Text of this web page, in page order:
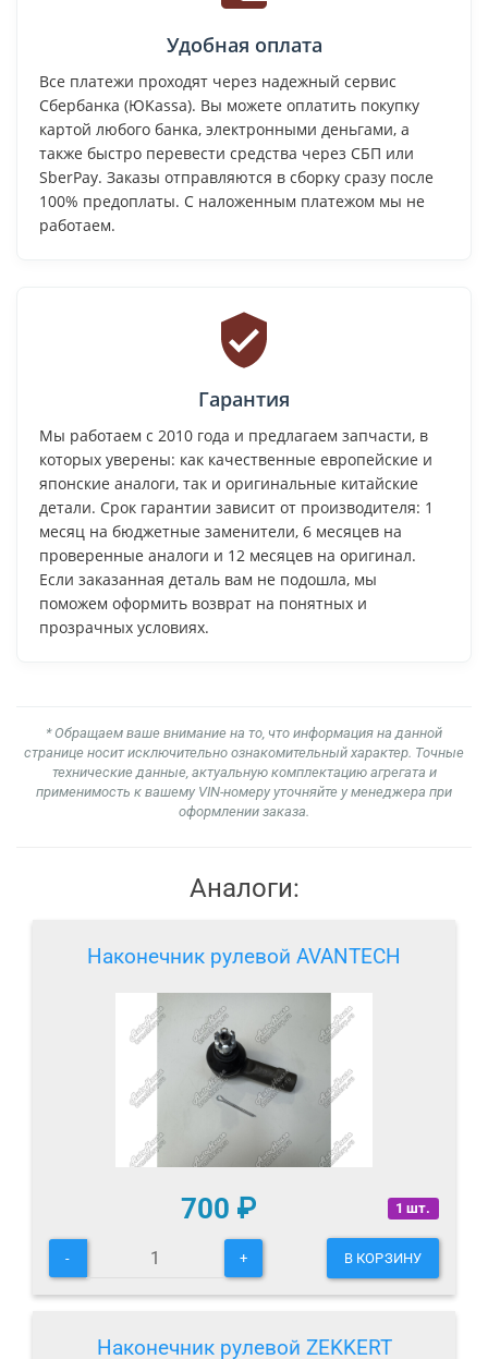
Удобная оплата
Все платежи проходят через надежный сервис
Сбербанка (ЮKassa). Вы можете оплатить покупку
картой любого банка, электронными деньгами, а
также быстро перевести средства через СБП или
SberPay. Заказы отправляются в сборку сразу после
100% предоплаты. С наложенным платежом мы не
работаем.
Гарантия
Мы работаем с 2010 года и предлагаем запчасти, в
которых уверены: как качественные европейские и
японские аналоги, так и оригинальные китайские
детали. Срок гарантии зависит от производителя: 1
месяц на бюджетные заменители, 6 месяцев на
проверенные аналоги и 12 месяцев на оригинал.
Если заказанная деталь вам не подошла, мы
поможем оформить возврат на понятных и
прозрачных условиях.
* Обращаем ваше внимание на то, что информация на данной
странице носит исключительно ознакомительный характер. Точные
технические данные, актуальную комплектацию агрегата и
применимость к вашему VIN-номеру уточняйте у менеджера при
оформлении заказа.
Аналоги:
Наконечник рулевой AVANTECH
1 шт.
700 ₽
- + В КОРЗИНУ
Наконечник рулевой ZEKKERT